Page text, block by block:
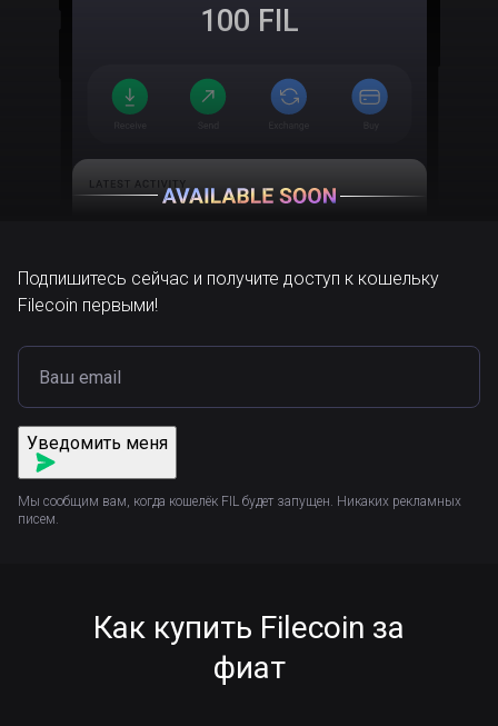
100 FIL
Подпишитесь сейчас и получите доступ к кошельку
Filecoin первыми!
Уведомить меня
Мы сообщим вам, когда кошелёк FIL будет запущен. Никаких рекламных
писем.
Как купить Filecoin за
фиат